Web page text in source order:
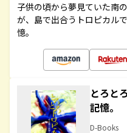
子供の頃から夢見ていた南
が、島で出合うトロピカル
憶。
とろと
記憶。
D-Books